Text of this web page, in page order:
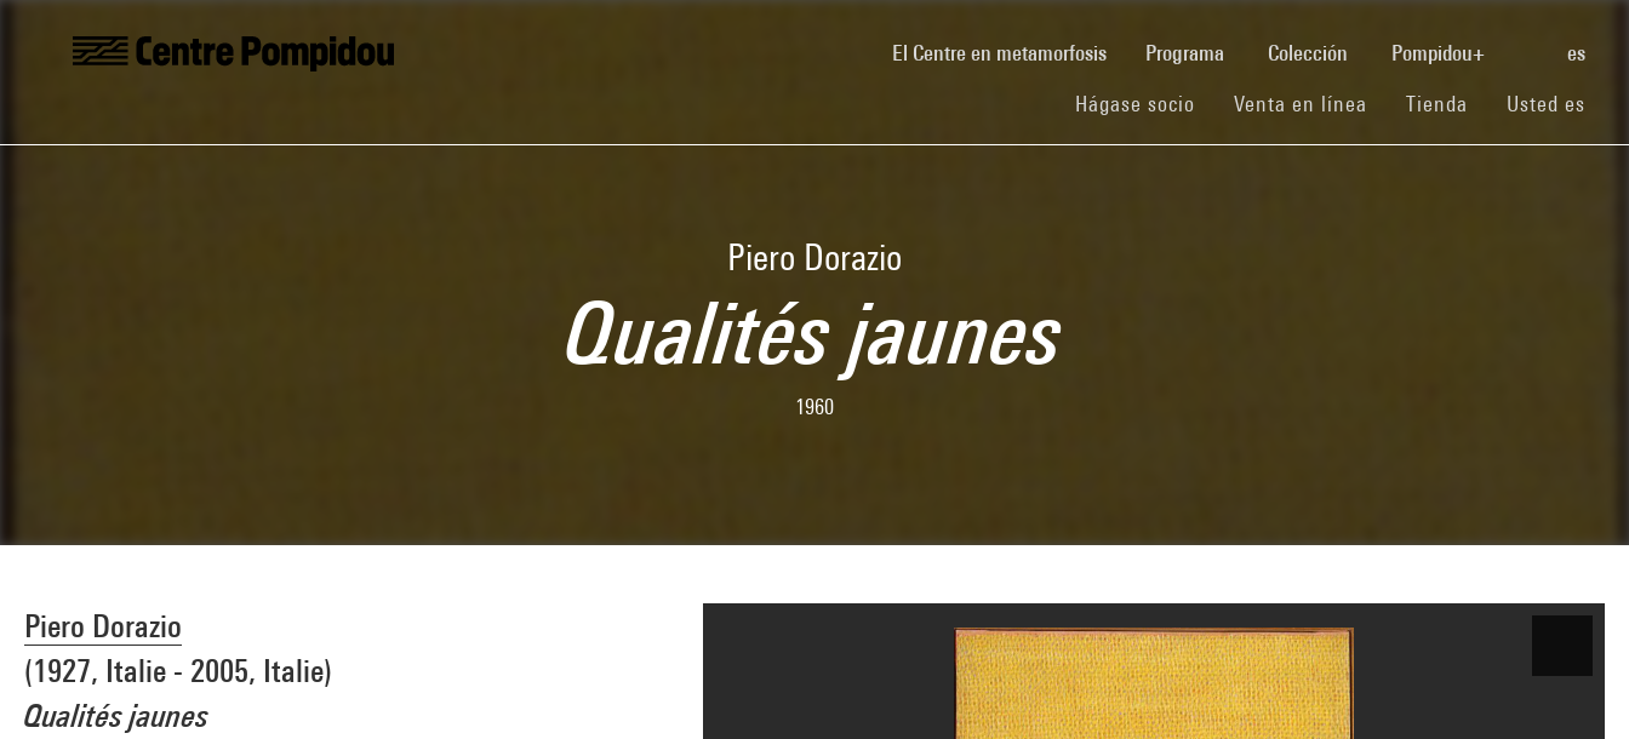
El Centre en metamorfosis(current)Programa Colección Pompidou+ es
Hágase socio (current)
Venta en línea (current)
Tienda (current)
Usted es
Piero Dorazio
Qualités jaunes
1960
Piero Dorazio
(1927, Italie - 2005, Italie)
Qualités jaunes